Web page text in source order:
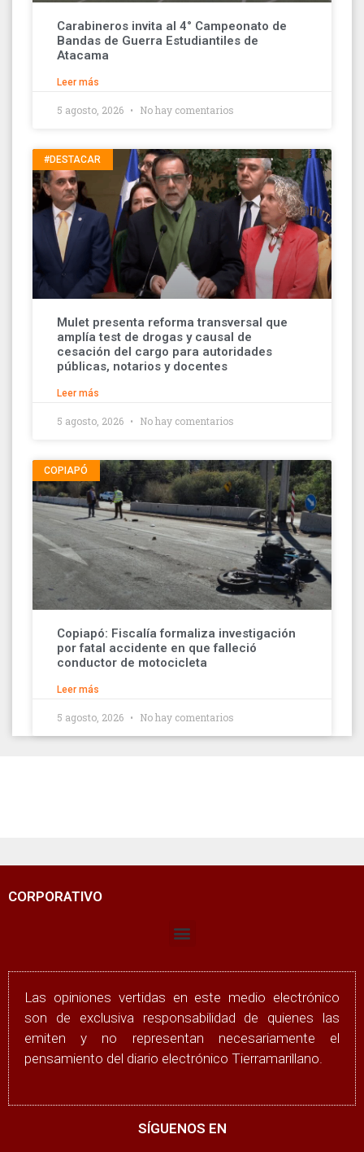
Carabineros invita al 4° Campeonato de
Bandas de Guerra Estudiantiles de
Atacama
Leer más
5 agosto, 2026 No hay comentarios
#DESTACAR
Mulet presenta reforma transversal que
amplía test de drogas y causal de
cesación del cargo para autoridades
públicas, notarios y docentes
Leer más
5 agosto, 2026 No hay comentarios
COPIAPÓ
Copiapó: Fiscalía formaliza investigación
por fatal accidente en que falleció
conductor de motocicleta
Leer más
5 agosto, 2026 No hay comentarios
CORPORATIVO
Las opiniones vertidas en este medio electrónico
son de exclusiva responsabilidad de quienes las
emiten y no representan necesariamente el
pensamiento del diario electrónico Tierramarillano.
SÍGUENOS EN